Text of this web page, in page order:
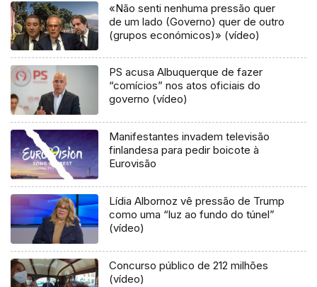
«Não senti nenhuma pressão quer
de um lado (Governo) quer de outro
(grupos económicos)» (vídeo)
PS acusa Albuquerque de fazer
“comícios” nos atos oficiais do
governo (vídeo)
Manifestantes invadem televisão
finlandesa para pedir boicote à
Eurovisão
Lídia Albornoz vê pressão de Trump
como uma “luz ao fundo do túnel”
(vídeo)
Concurso público de 212 milhões
(vídeo)